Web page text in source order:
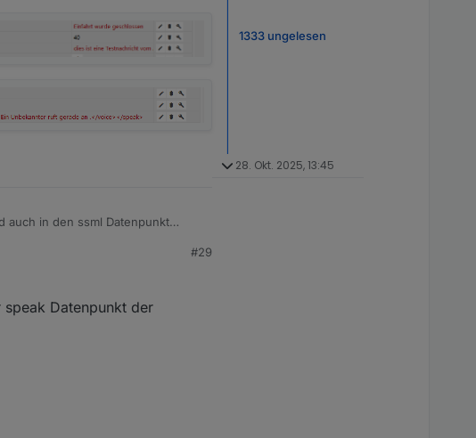
auch in den ssml Datenpunkt
#29
Datenpunkt der
1333 ungelesen
28. Okt. 2025, 13:45